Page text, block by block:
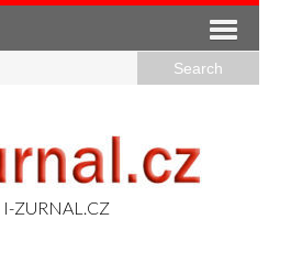
I-ZURNAL.CZ